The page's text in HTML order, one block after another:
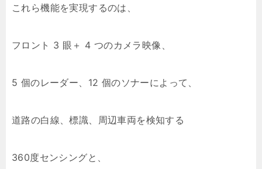
これら機能を実現するのは、
フロント 3 眼＋ 4 つのカメラ映像、
5 個のレーダー、12 個のソナーによって、
道路の白線、標識、周辺車両を検知する
360度センシングと、